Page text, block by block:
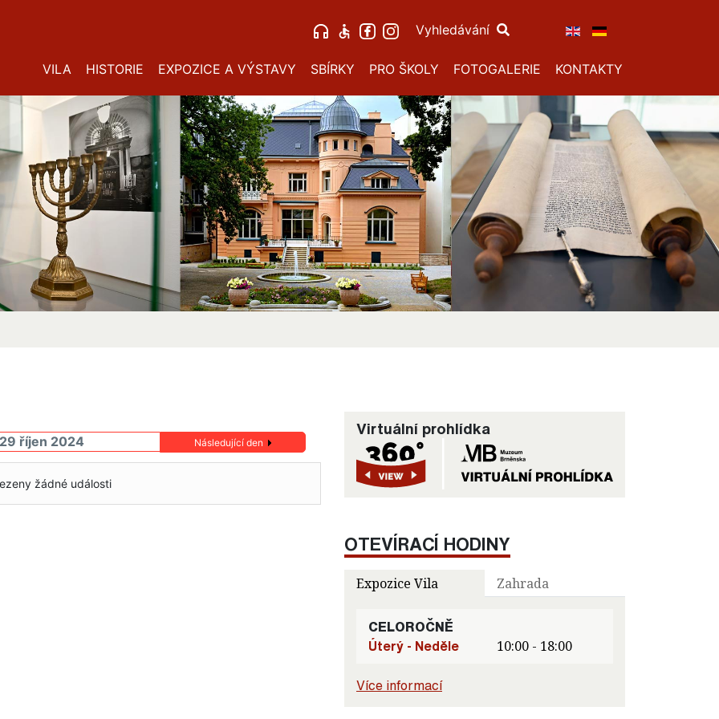
Vyhledávání
VILA HISTORIE EXPOZICE A VÝSTAVY SBÍRKY PRO ŠKOLY FOTOGALERIE KONTAKTY
říjen 2024 Následující den
žádné události
Virtuální prohlídka
OTEVÍRACÍ HODINY
Expozice Vila Zahrada
CELOROČNĚ
Úterý - Neděle
10:00 - 18:00
Více informací